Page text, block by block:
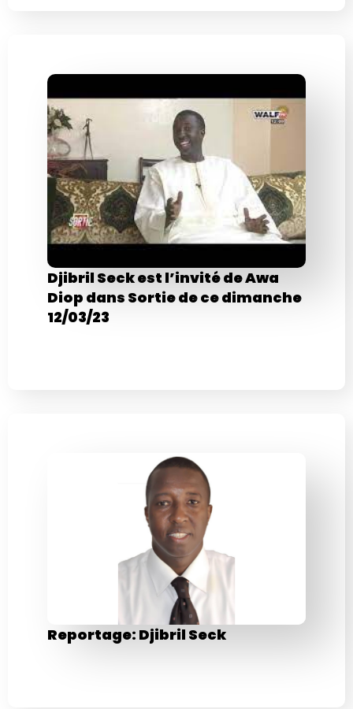
Djibril Seck est l’invité de Awa
Diop dans Sortie de ce dimanche
12/03/23
Reportage: Djibril Seck